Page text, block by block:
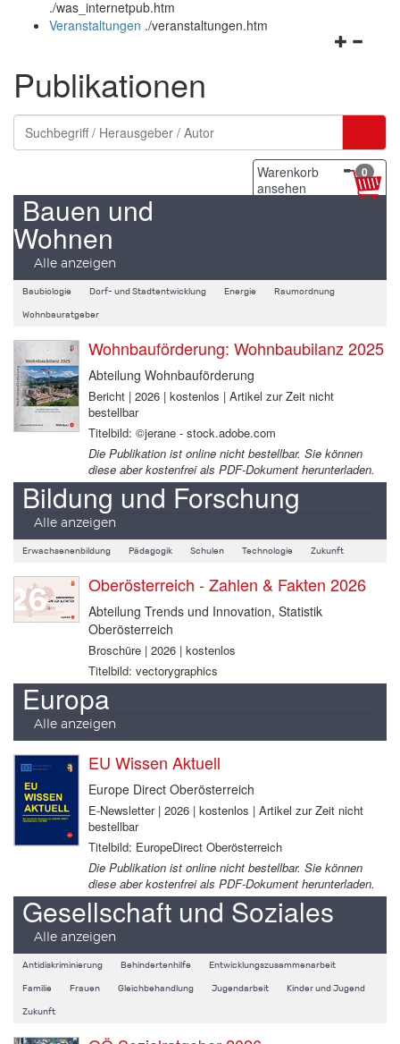
und
schließen
./was_internetpub.htm
Veranstaltungen ./veranstaltungen.htm
Publikationen
Warenkorb
ansehen
0
Bauen und
Wohnen
Alle anzeigen
Baubiologie Dorf- und Stadtentwicklung Energie Raumordnung
Wohnbauratgeber
Wohnbauförderung: Wohnbaubilanz 2025
Abteilung Wohnbauförderung
Bericht | 2026 | kostenlos | Artikel zur Zeit nicht
bestellbar
Titelbild: ©jerane - stock.adobe.com
Die Publikation ist online nicht bestellbar. Sie können
diese aber kostenfrei als PDF-Dokument herunterladen.
Bildung und Forschung
Alle anzeigen
Erwachsenenbildung Pädagogik Schulen Technologie Zukunft
Oberösterreich - Zahlen & Fakten 2026
Abteilung Trends und Innovation, Statistik
Oberösterreich
Broschüre | 2026 | kostenlos
Titelbild: vectorygraphics
Europa
Alle anzeigen
EU Wissen Aktuell
Europe Direct Oberösterreich
E-Newsletter | 2026 | kostenlos | Artikel zur Zeit nicht
bestellbar
Titelbild: EuropeDirect Oberösterreich
Die Publikation ist online nicht bestellbar. Sie können
diese aber kostenfrei als PDF-Dokument herunterladen.
Gesellschaft und Soziales
Alle anzeigen
Antidiskriminierung Behindertenhilfe Entwicklungszusammenarbeit
Familie Frauen Gleichbehandlung Jugendarbeit Kinder und Jugend
Zukunft